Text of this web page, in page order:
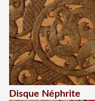
Disque Néphrite